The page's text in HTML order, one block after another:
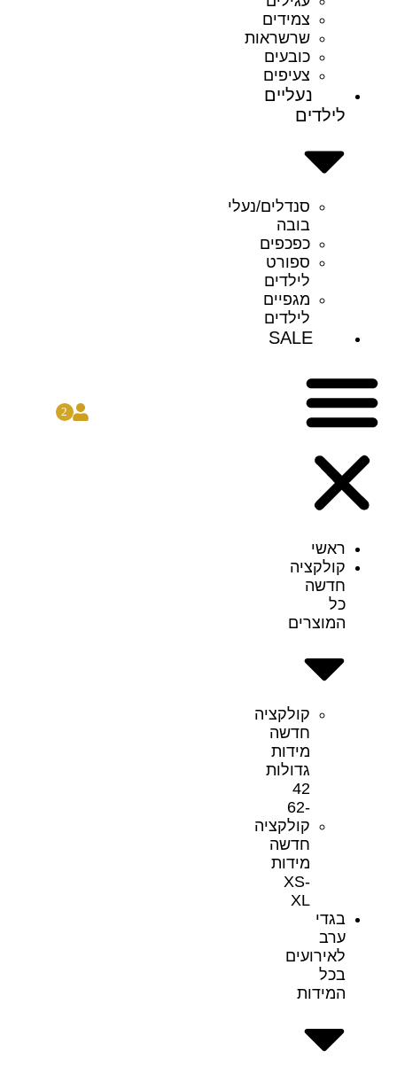
צמידים
שרשראות
כובעים
צעיפים
נעליים
לילדים
סנדלים/נעלי
בובה
כפכפים
ספורט
לילדים
מגפיים
לילדים
SALE
ראשי
קולקציה
חדשה
כל
המוצרים
קולקציה
חדשה
מידות
גדולות
42
-62
קולקציה
חדשה
מידות
XS-
XL
בגדי
ערב
לאירועים
בכל
המידות
2